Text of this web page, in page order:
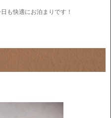
も快適にお泊まりです！